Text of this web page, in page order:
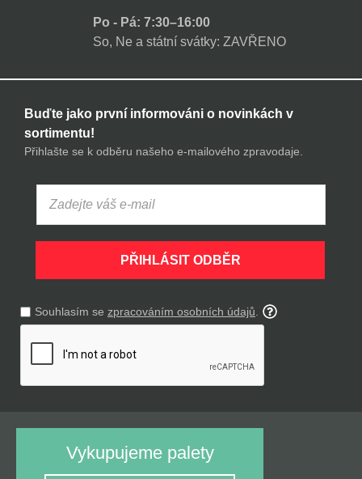
Po - Pá: 7:30–16:00
So, Ne a státní svátky: ZAVŘENO
Buďte jako první informováni o novinkách v
sortimentu!
Přihlašte se k odběru našeho e-mailového zpravodaje.
PŘIHLÁSIT ODBĚR
Souhlasím se zpracováním osobních údajů
Vykupujeme palety